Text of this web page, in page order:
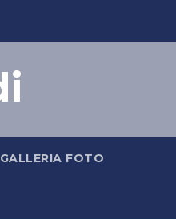
GALLERIA FOTO